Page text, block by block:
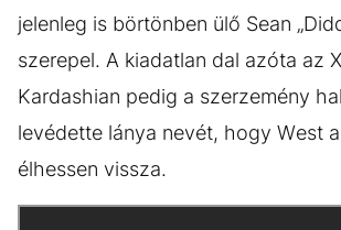
jelenleg is börtönben ülő Sean
szerepel. A kiadatlan dal azóta az
Kardashian pedig a szerzemény
levédette lánya nevét, hogy West
élhessen vissza.